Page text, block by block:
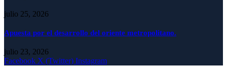
julio 25, 2026
Apuesta por el desarrollo del oriente metropolitano.
julio 23, 2026
Facebook X (Twitter) Instagram